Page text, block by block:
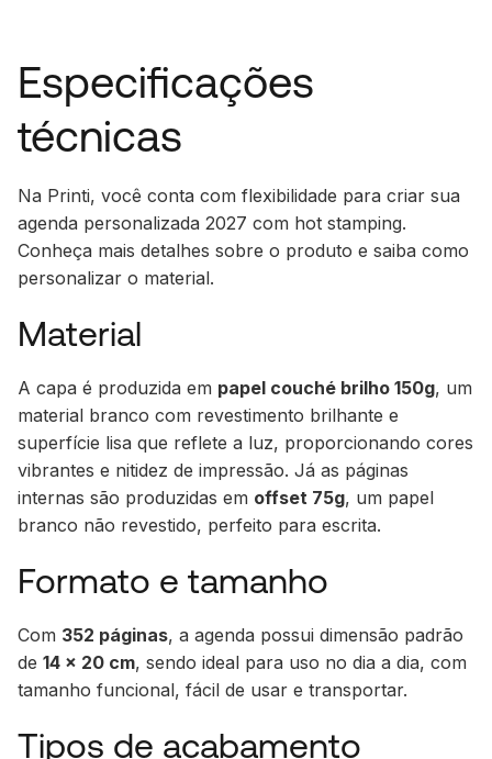
Especificações
técnicas
Na Printi, você conta com flexibilidade para criar sua
agenda personalizada 2027 com hot stamping.
Conheça mais detalhes sobre o produto e saiba como
personalizar o material.
Material
A capa é produzida em papel couché brilho 150g, um
material branco com revestimento brilhante e
superfície lisa que reflete a luz, proporcionando cores
vibrantes e nitidez de impressão. Já as páginas
internas são produzidas em offset 75g, um papel
branco não revestido, perfeito para escrita.
Formato e tamanho
Com 352 páginas, a agenda possui dimensão padrão
de 14 x 20 cm, sendo ideal para uso no dia a dia, com
tamanho funcional, fácil de usar e transportar.
Tipos de acabamento